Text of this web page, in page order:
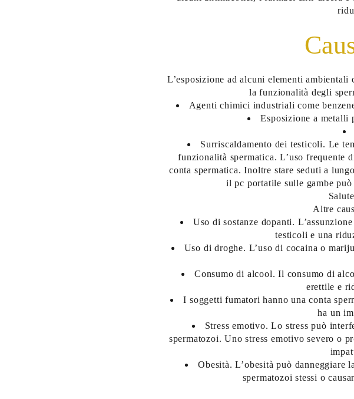
L’esposizione ad alcuni elementi
la funzionalità degli
Agenti chimici industriali come
Esposizione a metalli
Surriscaldamento dei testicoli. Le
funzionalità spermatica. L’uso frequente
conta spermatica. Inoltre stare seduti a
il pc portatile sulle gambe
Altre
Uso di sostanze dopanti.
testicoli e una
Uso di droghe. L’uso di cocaina o
Consumo di alcool. Il consumo di
erettile e
I soggetti fumatori hanno una conta
ha un
Stress emotivo. Lo stress può
spermatozoi. Uno stress emotivo severo o
Obesità. L’obesità può
spermatozoi stessi o